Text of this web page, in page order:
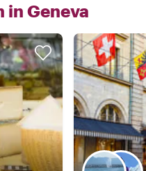
in Geneva